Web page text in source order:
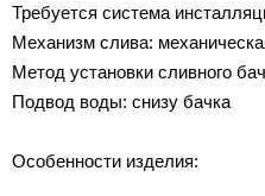
Требуется система
Механизм слива:
Метод установки сливного
Подвод воды: снизу бачка
Особенности изделия: